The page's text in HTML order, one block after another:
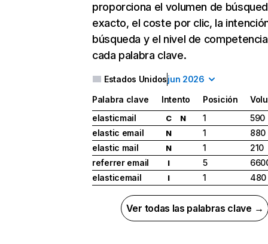
proporciona el volumen de
exacto, el coste por clic, la
búsqueda y el nivel de
cada palabra clave.
Estados Unidosjun 2026
Palabra clave Intento Posición
elasticmail
C N 1
590
elastic email
N 1
880
elastic mail
N 1
210
referrer email
I 5
elasticemail
I 1 480
Ver todas las palabras clave →